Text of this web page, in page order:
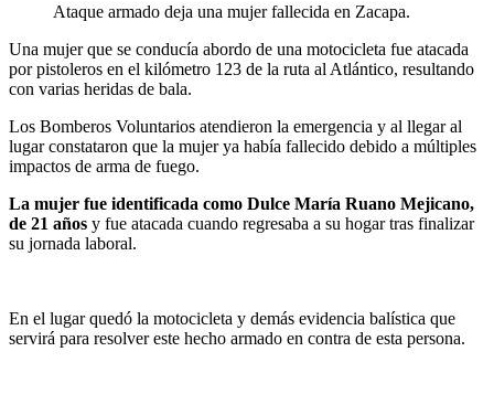
Ataque armado deja una mujer fallecida en Zacapa.
Una mujer que se conducía abordo de una motocicleta fue atacada
por pistoleros en el kilómetro 123 de la ruta al Atlántico, resultando
con varias heridas de bala.
Los Bomberos Voluntarios atendieron la emergencia y al llegar al
lugar constataron que la mujer ya había fallecido debido a múltiples
impactos de arma de fuego.
La mujer fue identificada como Dulce María Ruano Mejicano,
de 21 años y fue atacada cuando regresaba a su hogar tras finalizar
su jornada laboral.
En el lugar quedó la motocicleta y demás evidencia balística que
servirá para resolver este hecho armado en contra de esta persona.